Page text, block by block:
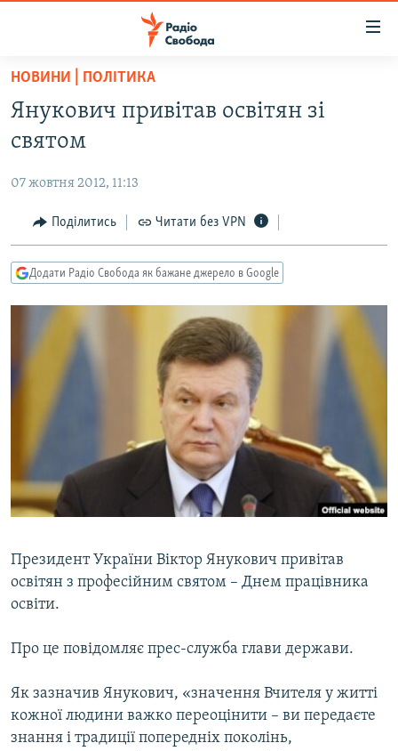
Перейти
основного
матеріалу
до
навігації
Перейти
до
ВСЕ ЗА ДОБУ
ПОЛІТИКА
ЕКОНОМІКА
КУЛЬТУРА
ВІЙНА
РОСІЙСЬКА «ФІЛЬТРАЦІЯ»
КРИМ.РЕАЛІЇ
ТИ ЯК?
СХЕМИ
КИТАЙ.ВИКЛИКИ
МУЛЬТИМЕДІА
ФОТО
СПЕЦПРОЄКТИ
ПОДКАСТИ
КРИМ РЕАЛІЇ
РУС
УКР
КТАТ
ДОЛУЧАЙСЯ!
НОВИНИ | ПОЛІТИКА
Янукович привітав освітян зі
святом
07 жовтня 2012, 11:13
Поділитись Читати без VPN
Додати Радіо Свобода як бажане джерело в Google
Президент України Віктор Янукович привітав
освітян з професійним святом – Днем працівника
освіти.
Про це повідомляє прес-служба глави держави.
Як зазначив Янукович, «значення Вчителя у житті
кожної людини важко переоцінити – ви передаєте
знання і традиції попередніх поколінь,